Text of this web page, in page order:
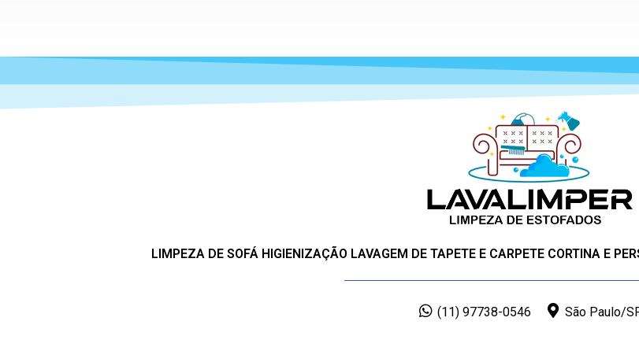
LIMPEZA DE SOFÁ HIGIENIZAÇÃO LAVAGEM DE TAPETE E CARPETE CORTINA E
(11) 97738-0546 São Paulo/